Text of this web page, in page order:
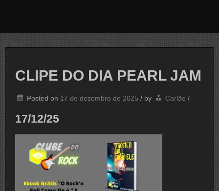
CLIPE DO DIA PEARL JAM
Posted on 17 de dezembro de 2025 / by Carlão /
17/12/25